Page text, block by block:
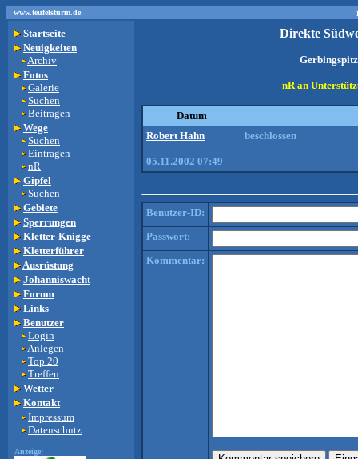
www.teufelsturm.de
Startseite
Neuigkeiten
Archiv
Fotos
Galerie
Suchen
Beitragen
Wege
Suchen
Eintragen
nR
Gipfel
Suchen
Gebiete
Sperrungen
Kletter-Knigge
Kletterführer
Ausrüstung
Johanniswacht
Forum
Links
Benutzer
Login
Anlegen
Top 20
Treffen
Wetter
Kontakt
Impressum
Datenschutz
Anzeige:
Direkte
nR an
Datum
Robert Hahn
05.11.2002 07:49
beschlossen
Benutzer-ID:
Passwort:
Kommentar: